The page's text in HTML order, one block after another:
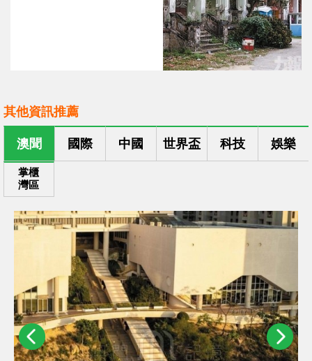
其他資訊推薦
澳聞 國際 中國 世界盃 科技 娛樂
掌櫃
灣區